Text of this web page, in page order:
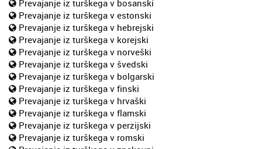
Prevajanje iz turškega v bosanski
Prevajanje iz turškega v estonski
Prevajanje iz turškega v hebrejski
Prevajanje iz turškega v korejski
Prevajanje iz turškega v norveški
Prevajanje iz turškega v švedski
Prevajanje iz turškega v bolgarski
Prevajanje iz turškega v finski
Prevajanje iz turškega v hrvaški
Prevajanje iz turškega v flamski
Prevajanje iz turškega v perzijski
Prevajanje iz turškega v romski